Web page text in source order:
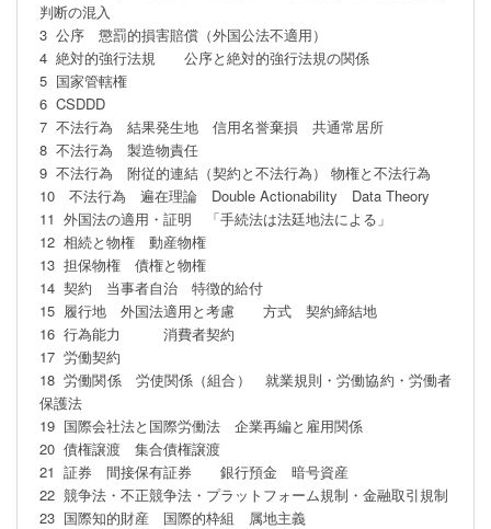
判断の混入
3  公序　懲罰的損害賠償（外国公法不適用）
4  絶対的強行法規　　公序と絶対的強行法規の関係
5  国家管轄権
6  CSDDD
7  不法行為　結果発生地　信用名誉棄損　共通常居所
8  不法行為　製造物責任
9  不法行為　附従的連結（契約と不法行為） 物権と不法行為
10　不法行為　遍在理論　Double Actionability　Data Theory
11  外国法の適用・証明　「手続法は法廷地法による」
12  相続と物権　動産物権
13  担保物権　債権と物権
14  契約　当事者自治　特徴的給付
15  履行地　外国法適用と考慮　　方式　契約締結地
16  行為能力　　　消費者契約
17  労働契約
18  労働関係　労使関係（組合）　就業規則・労働協約・労働者
保護法
19  国際会社法と国際労働法　企業再編と雇用関係
20  債権譲渡　集合債権譲渡
21  証券　間接保有証券　　銀行預金　暗号資産
22  競争法・不正競争法・プラットフォーム規制・金融取引規制
23  国際知的財産　国際的枠組　属地主義